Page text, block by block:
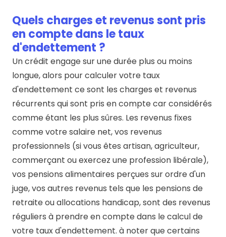
Quels charges et revenus sont pris
en compte dans le taux
d'endettement ?
Un crédit engage sur une durée plus ou moins
longue, alors pour calculer votre taux
d'endettement ce sont les charges et revenus
récurrents qui sont pris en compte car considérés
comme étant les plus sûres. Les revenus fixes
comme votre salaire net, vos revenus
professionnels (si vous êtes artisan, agriculteur,
commerçant ou exercez une profession libérale),
vos pensions alimentaires perçues sur ordre d'un
juge, vos autres revenus tels que les pensions de
retraite ou allocations handicap, sont des revenus
réguliers à prendre en compte dans le calcul de
votre taux d'endettement. à noter que certains